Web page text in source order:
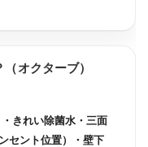
オクターブ）
きれい除菌水・三面
セント位置）・壁下